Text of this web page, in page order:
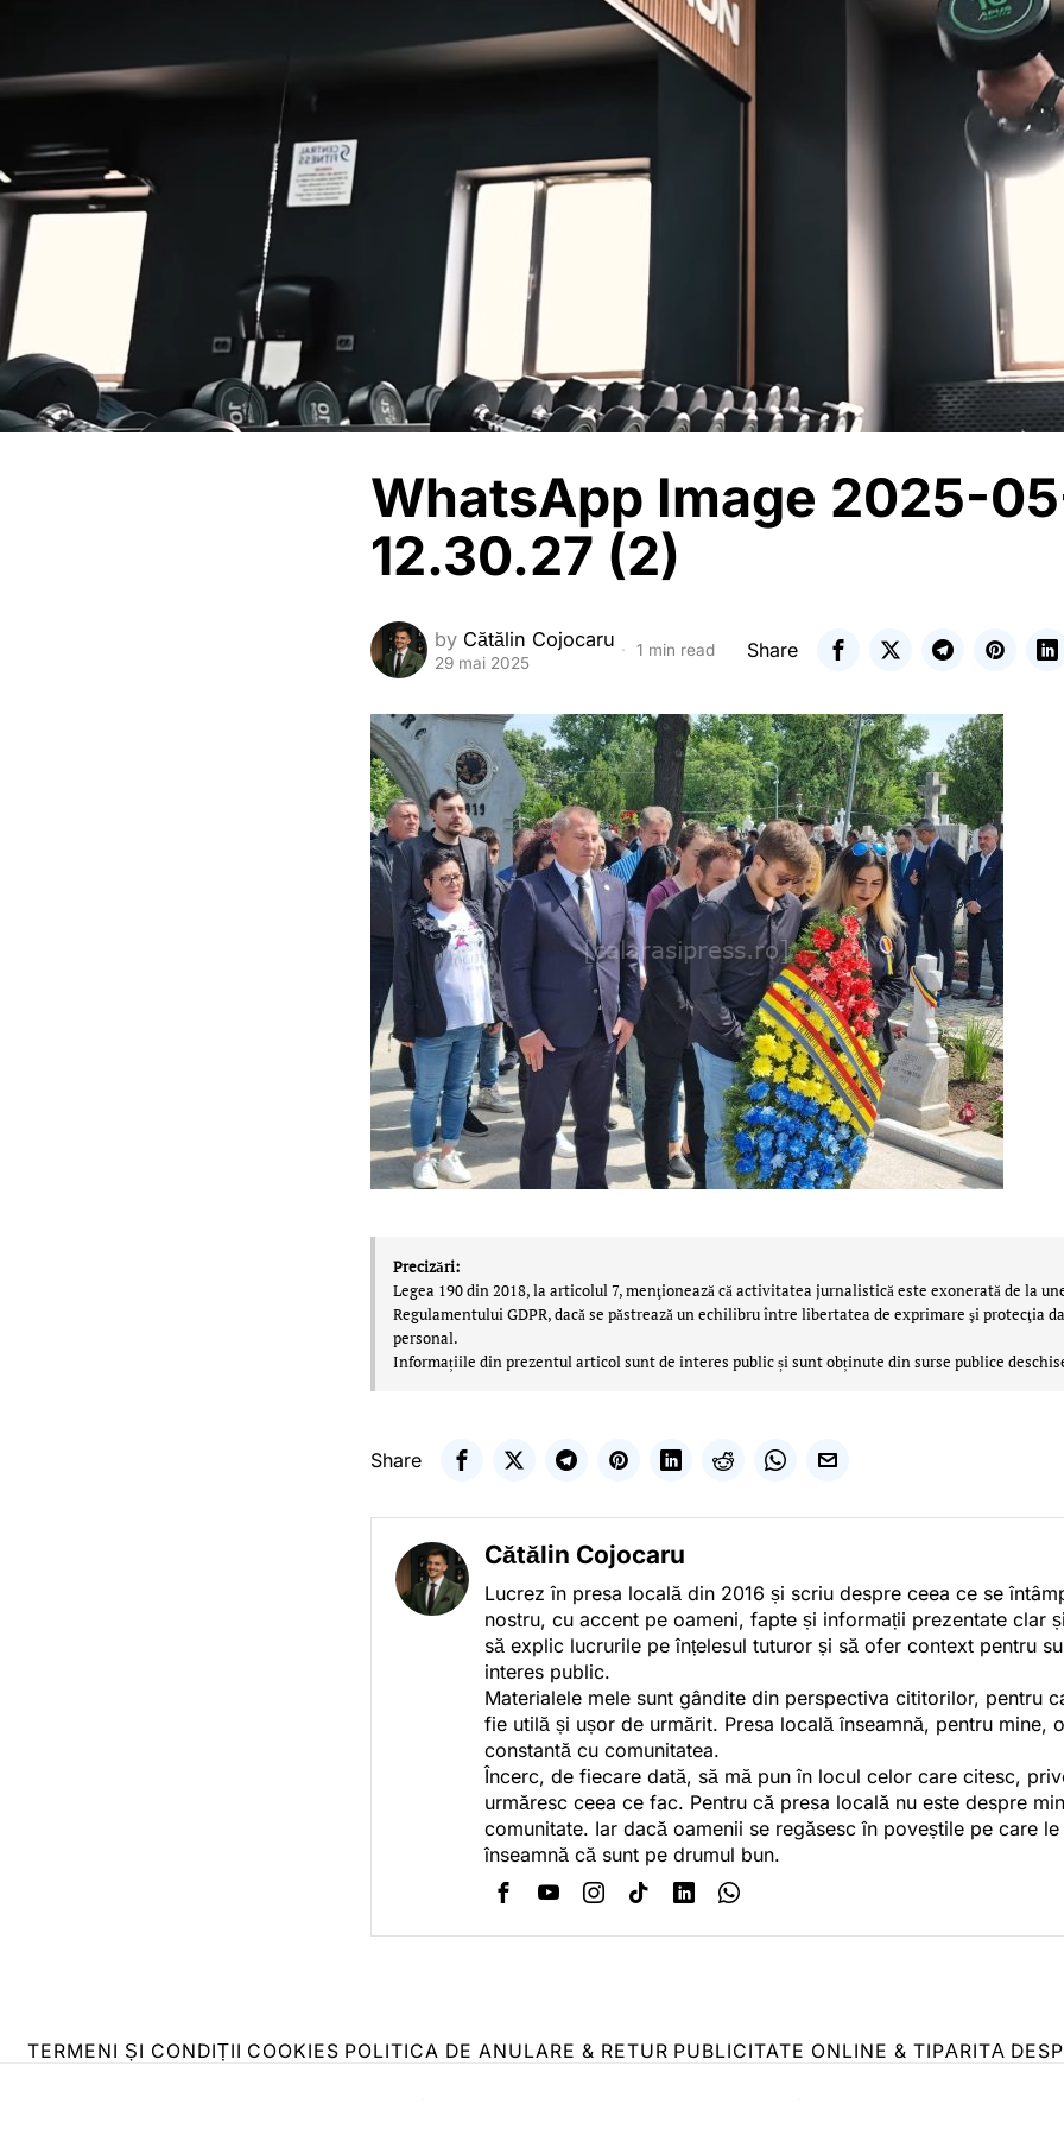
WhatsApp Image 2025-
12.30.27 (2)
by Cătălin Cojocaru
29 mai 2025
1 min read Share
Precizări:
Legea 190 din 2018, la articolul 7, menţionează că activitatea jurnalistică este exonerată de la
Regulamentului GDPR, dacă se păstrează un echilibru între libertatea de exprimare şi protecţia
personal.
Informațiile din prezentul articol sunt de interes public și sunt obținute din surse publice
Share
Cătălin Cojocaru
Lucrez în presa locală din 2016 și scriu despre ceea ce se
nostru, cu accent pe oameni, fapte și informații prezentate clar
să explic lucrurile pe înțelesul tuturor și să ofer context pentru
interes public.
Materialele mele sunt gândite din perspectiva cititorilor, pentru
fie utilă și ușor de urmărit. Presa locală înseamnă, pentru mine,
constantă cu comunitatea.
Încerc, de fiecare dată, să mă pun în locul celor care citesc,
urmăresc ceea ce fac. Pentru că presa locală nu este despre
comunitate. Iar dacă oamenii se regăsesc în poveștile pe care le
înseamnă că sunt pe drumul bun.
TERMENI ȘI CONDIȚII COOKIES POLITICA DE ANULARE & RETUR PUBLICITATE ONLINE & TIPĂRITĂ